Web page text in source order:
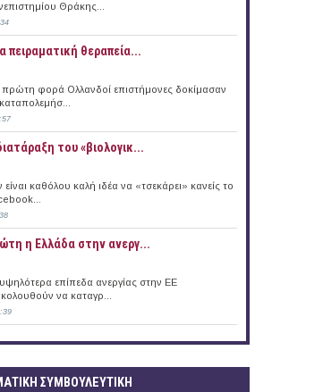
και Επικοινωνιών του ΕΚΕΤΑ
Θράκης...
πειραματική θεραπεία...
πρώτη φορά Ολλανδοί επιστήμονες δοκίμασαν
του «βιολογικ...
είναι καθόλου καλή ιδέα να «τσεκάρει» κανείς το
η Ελλάδα στην ανεργ...
επίπεδα ανεργίας στην ΕΕ
να καταγρ...
ΣΥΜΒΟΥΛΕΥΤΙΚΉ